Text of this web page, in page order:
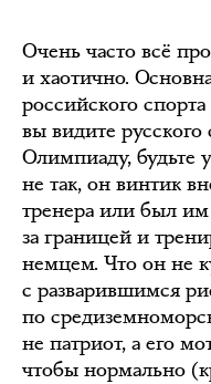
Очень часто всё
и хаотично.
российского
вы видите
Олимпиаду, будьте
не так, он винтик
тренера или был
за границей и
немцем. Что он не
с разварившимся
по
не патриот, а его
чтобы нормально